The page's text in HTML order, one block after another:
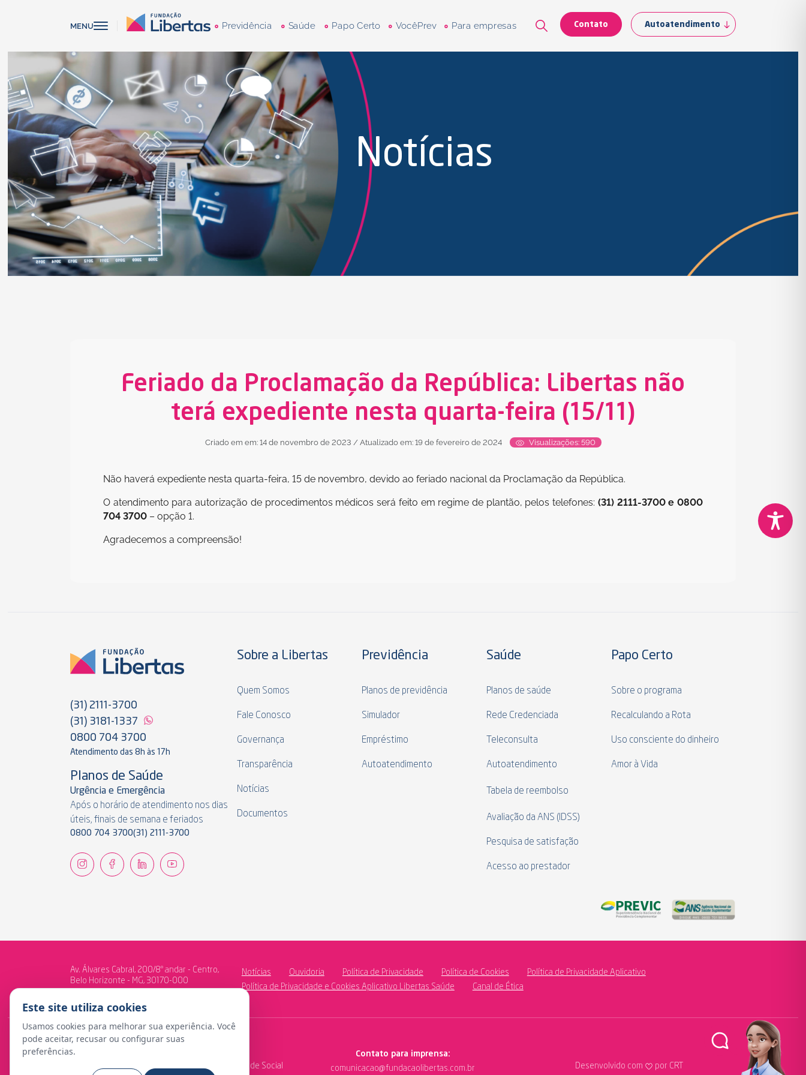
MENU Previdência Saúde Papo Certo VocêPrev Para empresas Contato Autoatendimento
Notícias
Feriado da Proclamação da República: Libertas não
terá expediente nesta quarta-feira (15/11)
Criado em em: 14 de novembro de 2023 / Atualizado em: 19 de fevereiro de 2024 Visualizações: 590
Não haverá expediente nesta quarta-feira, 15 de novembro, devido ao feriado nacional da Proclamação da República.
O atendimento para autorização de procedimentos médicos será feito em regime de plantão, pelos telefones: (31) 2111-3700 e 0800
704 3700 – opção 1.
Agradecemos a compreensão!
(31) 2111-3700
(31) 3181-1337
0800 704 3700
Atendimento das 8h às 17h
Planos de Saúde
Urgência e Emergência
Após o horário de atendimento nos dias
úteis, finais de semana e feriados
0800 704 3700(31) 2111-3700
Sobre a Libertas
Quem Somos
Fale Conosco
Governança
Transparência
Notícias
Documentos
Previdência
Planos de previdência
Simulador
Empréstimo
Autoatendimento
Saúde
Planos de saúde
Rede Credenciada
Teleconsulta
Autoatendimento
Tabela de reembolso
Avaliação da ANS (IDSS)
Pesquisa de satisfação
Acesso ao prestador
Papo Certo
Sobre o programa
Recalculando a Rota
Uso consciente do dinheiro
Amor à Vida
Av. Álvares Cabral, 200/8º andar - Centro,
Belo Horizonte - MG, 30170-000
Notícias Ouvidoria Política de Privacidade Política de Cookies
Política de Privacidade Aplicativo
Política de Privacidade e Cookies Aplicativo Libertas Saúde
Canal de Ética
© Copyright 2024 Fundação Libertas de Seguridade Social
Contato para imprensa:
comunicacao@fundacaolibertas.com.br
Desenvolvido com por CRT
Este site utiliza cookies
Usamos cookies para melhorar sua experiência. Você
pode aceitar, recusar ou configurar suas
preferências.